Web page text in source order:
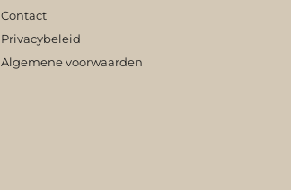
Contact
Privacybeleid
Algemene voorwaarden